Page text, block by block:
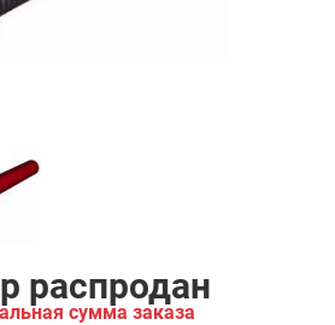
распродан
сумма заказа